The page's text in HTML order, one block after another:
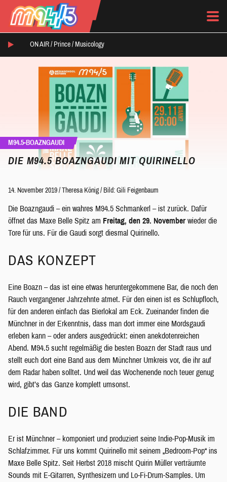
ON AIR / Prince / Musicology
M94.5-BOAZNGAUDI
DIE M94.5 BOAZNGAUDI MIT QUIRINELLO
14. November 2019 / Theresa König / Bild: Gili Feigenbaum
Die Boazngaudi – ein wahres M94.5 Schmankerl – ist zurück. Dafür
öffnet das Maxe Belle Spitz am Freitag, den 29. November wieder die
Tore für uns. Für die Gaudi sorgt diesmal Quirinello.
DAS KONZEPT
Eine Boazn – das ist eine etwas heruntergekommene Bar, die noch den
Rauch vergangener Jahrzehnte atmet. Für den einen ist es Schlupfloch,
für den anderen einfach das Bierlokal am Eck. Zueinander finden die
Münchner in der Erkenntnis, dass man dort immer eine Mordsgaudi
erleben kann – oder anders ausgedrückt: einen anekdotenreichen
Abend. M94.5 sucht regelmäßig die besten Boazn der Stadt raus und
stellt euch dort eine Band aus dem Münchner Umkreis vor, die ihr auf
dem Radar haben solltet. Und weil das Wochenende noch teuer genug
wird, gibt’s das Ganze komplett umsonst.
DIE BAND
Er ist Münchner – komponiert und produziert seine Indie-Pop-Musik im
Schlafzimmer. Für uns kommt Quirinello mit seinem „Bedroom-Pop“ ins
Maxe Belle Spitz. Seit Herbst 2018 mischt Quirin Müller verträumte
Sounds mit E-Gitarren, Synthesizern und Lo-Fi-Drum-Samples. Um